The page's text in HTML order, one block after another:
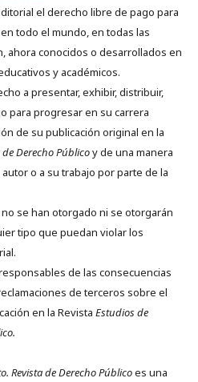
el derecho libre de pago para
todo el mundo, en todas las
ahora conocidos o desarrollados en
y académicos.
a presentar, exhibir, distribuir,
para progresar en su carrera
de su publicación original en la
de Derecho Públicoy de una manera
o a su trabajo por parte de la
se han otorgado ni se otorgarán
tipo que puedan violar los
de las consecuencias
de terceros sobre el
en la Revista Estudios de
Revista de Derecho Públicoes una